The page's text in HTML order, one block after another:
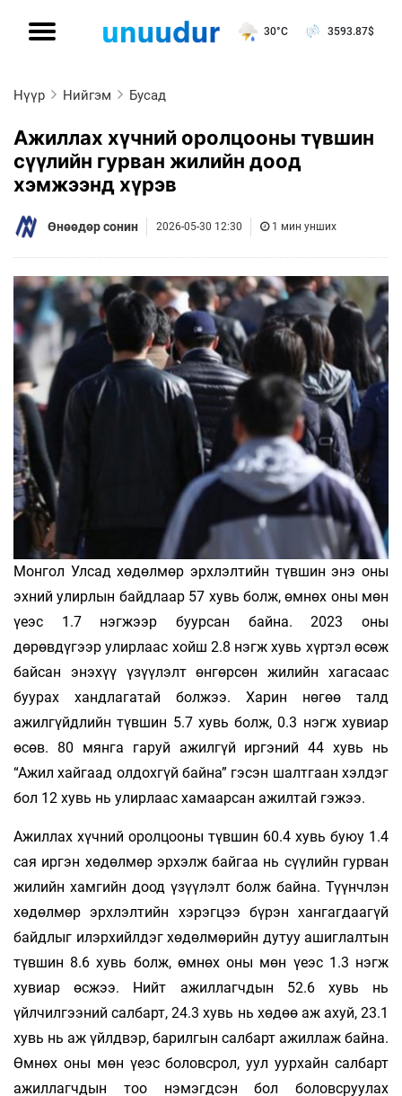
30°C 3593.87$
Нүүр Нийгэм Бусад
Ажиллах хүчний оролцооны түвшин
сүүлийн гурван жилийн доод
хэмжээнд хүрэв
Өнөөдөр сонин 2026-05-30 12:30 1 мин унших
Монгол Улсад хөдөлмөр эрхлэлтийн түвшин энэ оны
эхний улирлын байдлаар 57 хувь болж, өмнөх оны мөн
үеэс 1.7 нэгжээр буурсан байна. 2023 оны
дөрөвдүгээр улирлаас хойш 2.8 нэгж хувь хүртэл өсөж
байсан энэхүү үзүүлэлт өнгөрсөн жилийн хагасаас
буурах хандлагатай болжээ. Харин нөгөө талд
ажилгүйдлийн түвшин 5.7 хувь болж, 0.3 нэгж хувиар
өсөв. 80 мянга гаруй ажилгүй иргэний 44 хувь нь
“Ажил хайгаад олдохгүй байна” гэсэн шалтгаан хэлдэг
бол 12 хувь нь улирлаас хамаарсан ажилтай гэжээ.
Ажиллах хүчний оролцооны түвшин 60.4 хувь буюу 1.4
сая иргэн хөдөлмөр эрхэлж байгаа нь сүүлийн гурван
жилийн хамгийн доод үзүүлэлт болж байна. Түүнчлэн
хөдөлмөр эрхлэлтийн хэрэгцээ бүрэн хангагдаагүй
байдлыг илэрхийлдэг хөдөлмөрийн дутуу ашиглалтын
түвшин 8.6 хувь болж, өмнөх оны мөн үеэс 1.3 нэгж
хувиар өсжээ. Нийт ажиллагчдын 52.6 хувь нь
үйлчилгээний салбарт, 24.3 хувь нь хөдөө аж ахуй, 23.1
хувь нь аж үйлдвэр, барилгын салбарт ажиллаж байна.
Өмнөх оны мөн үеэс боловсрол, уул уурхайн салбарт
ажиллагчдын тоо нэмэгдсэн бол боловсруулах